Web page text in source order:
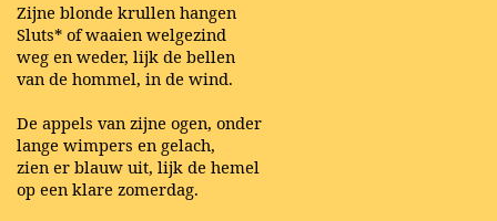
Zijne blonde krullen hangen
Sluts* of waaien welgezind
weg en weder, lijk de bellen
van de hommel, in de wind.
De appels van zijne ogen, onder
lange wimpers en gelach,
zien er blauw uit, lijk de hemel
op een klare zomerdag.